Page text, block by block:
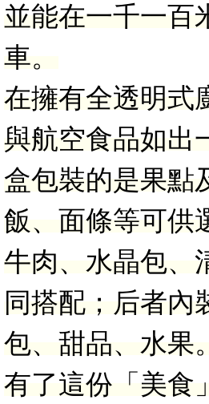
並能在一千一百
車。
在擁有全透明式
與航空食品如出
盒包裝的是果點
飯、面條等可供
牛肉、水晶包、
同搭配；后者內
包、甜品、水果
有了這份「美食